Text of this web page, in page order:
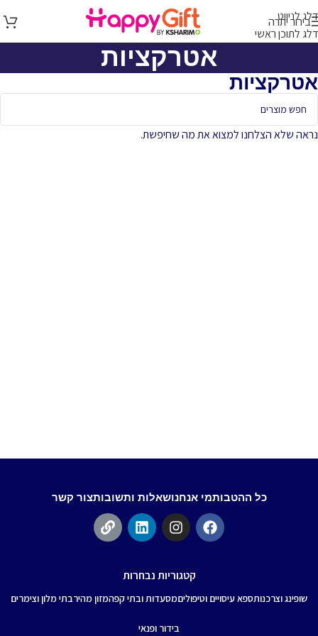
דלג לניווט
דלג לתוכן ראשי
בירור יתרה
אטרקציות
אטרקציות
נראה שלא הצלחנו למצוא את מה שחיפשת.
כל ההטבותמי אנחנושאלות ותשובותצור קשר
קטגוריות נבחרות
שופינג וצרכנותספא עיסויים וטיפוליםמסעדות ובתי קפהמזון מהירבתי מלון וצימרים
בידור ופנאי